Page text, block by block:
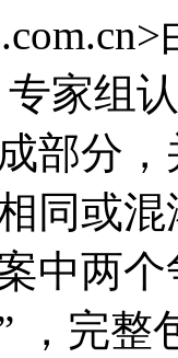
家组
部分
同或
中两
，完